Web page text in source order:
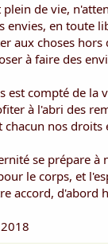
plein de vie,
envies, en toute
aux choses hors
à faire des
est compté de la
à l'abri des
chacun nos droits
se prépare à
le corps, et
accord, d'abord